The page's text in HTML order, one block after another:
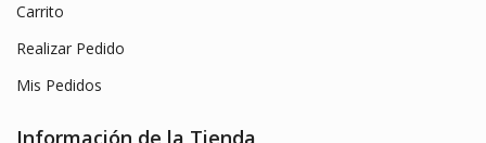
Carrito
Realizar Pedido
Mis Pedidos